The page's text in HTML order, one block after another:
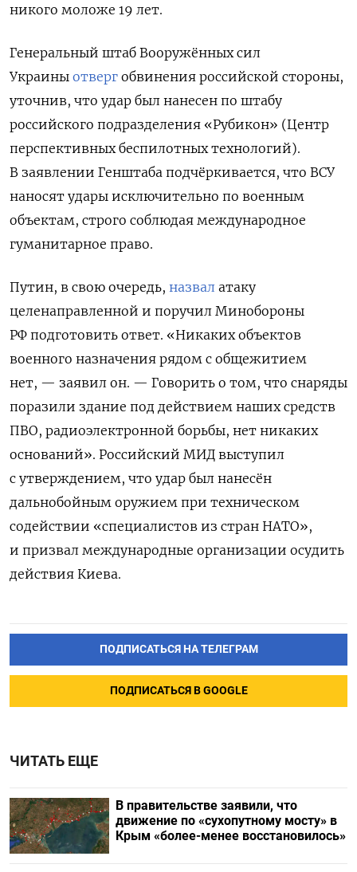
никого моложе 19 лет.
Генеральный штаб Вооружённых сил
Украины отверг обвинения российской стороны,
уточнив, что удар был нанесен по штабу
российского подразделения «Рубикон» (Центр
перспективных беспилотных технологий).
В заявлении Генштаба подчёркивается, что ВСУ
наносят удары исключительно по военным
объектам, строго соблюдая международное
гуманитарное право.
Путин, в свою очередь, назвал атаку
целенаправленной и поручил Минобороны
РФ подготовить ответ. «Никаких объектов
военного назначения рядом с общежитием
нет, — заявил он. — Говорить о том, что снаряды
поразили здание под действием наших средств
ПВО, радиоэлектронной борьбы, нет никаких
оснований». Российский МИД выступил
с утверждением, что удар был нанесён
дальнобойным оружием при техническом
содействии «специалистов из стран НАТО»,
и призвал международные организации осудить
действия Киева.
ПОДПИСАТЬСЯ НА ТЕЛЕГРАМ
ПОДПИСАТЬСЯ В GOOGLE
ЧИТАТЬ ЕЩЕ
В правительстве заявили, что
движение по «сухопутному мосту» в
Крым «более-менее восстановилось»